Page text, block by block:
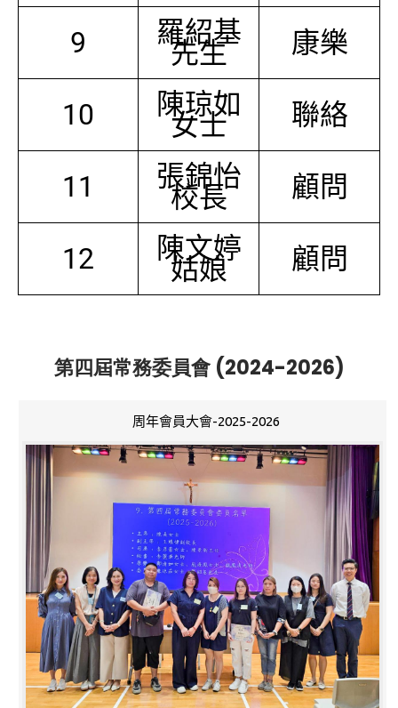
9 羅紹基
先生 康樂
10 陳琼如
女士 聯絡
11 張錦怡
校長 顧問
12 陳文婷
姑娘 顧問
第四屆常務委員會 (2024-2026)
周年會員大會-2025-2026